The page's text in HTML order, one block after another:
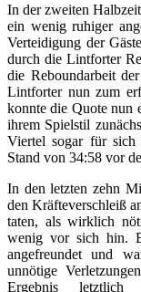
In der zweiten
ein wenig ruhiger
Verteidigung der
durch die Lintforter
die Reboundarbeit
Lintforter nun zum
konnte die Quote nun
ihrem Spielstil
Viertel sogar für sich
Stand von 34:58 vor
In den letzten zehn
den Kräfteverschleiß
taten, als wirklich
wenig vor sich hin.
angefreundet und
unnötige
Ergebnis letztlich